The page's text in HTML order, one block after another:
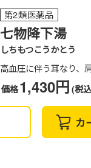
第2類医薬品
七物降下湯
しちもつこうかとう
高血圧に伴う耳なり、
価格1,430円 (税
カ